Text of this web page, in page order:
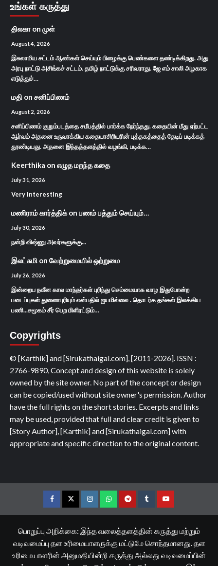
உங்கள் கருத்து
திலகா on முள்
August 4, 2026
இசுலாமிய சட்டம் ஆண்கள் செய்யும் பிழைக்கு பெண்களை தண்டிக்கிறது. அது
அரபு நாட்டு அசிங்கச் சட்டம். தமிழ் நாட்டுக்கு சரிவராது. ஜே எம் சாலி அழகாக
எடுத்துச்…
மதி on சனிப்பிணம்
August 2, 2026
சனிப்பிணம் குறும்படத்தை சமீபத்தில் பார்க்க நேர்ந்தது. கதையின் மீது ஏற்பட்ட
ஆர்வம் அதனை உருவாக்கிய கதையாசிரியரின் புத்தகத்தைத் தேடிப் படிக்கத்
தூண்டியது. அதனை இந்தத்தளத்தில் வழங்கி, படிக்க…
Keerthika on எழுத மறந்த கதை
July 31, 2026
Very interesting
மணிராம் கார்த்திக்on பணம் பத்தும் செய்யும்…
July 30, 2026
நன்றி விஷ்ணு அவர்களுக்கு...
இலட்சுமி on வேற்றுமையில் ஒற்றுமை
July 26, 2026
இன்றைய நவீன கால மாந்தர்கள் புரிந்து செம்மையாக வாழ இதுபோன்ற
படைப்புகள் துணைபுரியும் என்பதில் ஐயமில்லை . தொடர்க தங்கள் இலக்கிய
பணி...சமூகம் சீர் பெற மிளிரட்டும்…
Copyrights
© [Karthik] and [Sirukathaigal.com], [2011-2026]. ISSN :
2766-9890, Concept and design of this website is solely
owned by the site owner. No part of the concept or design
can be copied/used without site owner's permission. Author
have the full rights on the short stories. Excerpts and links
may be used, provided that full and clear credit is given to
[Story Author], [Karthik] and [Sirukathaigal.com] with
appropriate and specific direction to the original content.
FacebookTwitterInstagramWhatsappTelegramTumblrYouTube
பொறுப்பு அறிக்கை: இந்த வலைத்தளத்தின் கருத்து மற்றும்
வடிவமைப்பு தள உரிமையாளருக்கு மட்டுமே சொந்தமானது. தள
உரிமையாளரின் அனுமதியின்றி கருத்து அல்லது வடிவமைப்பின்